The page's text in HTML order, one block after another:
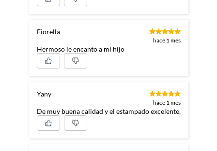
Fiorella
hace 1 mes
Hermoso le encanto a mi hijo
Yany
hace 1 mes
De muy buena calidad y el estampado excelente.